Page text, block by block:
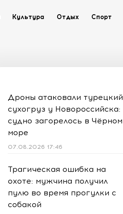
Культура Отдых Спорт
Дроны атаковали турецкий
сухогруз у Новороссийска:
судно загорелось в Чёрном
море
07.08.2026 17:46
Трагическая ошибка на
охоте: мужчина получил
пулю во время прогулки с
собакой